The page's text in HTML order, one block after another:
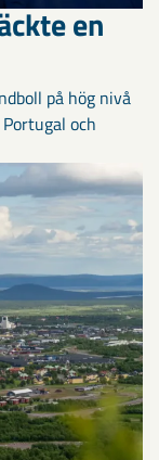
en
på hög nivå
och